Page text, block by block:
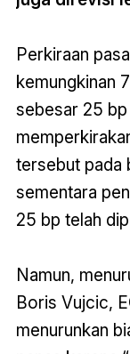
Perkiraan
kemungkinan
sebesar 25
tersebut pada
sementara
25 bp telah
Namun,
Boris Vujcic,
menurunkan